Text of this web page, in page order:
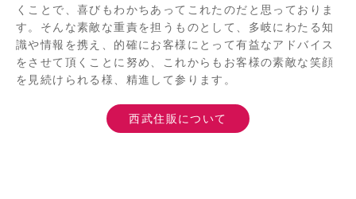
くことで、喜びもわかちあってこれたのだと思っておりま
す。そんな素敵な重責を担うものとして、多岐にわたる知
識や情報を携え、的確にお客様にとって有益なアドバイス
をさせて頂くことに努め、これからもお客様の素敵な笑顔
を見続けられる様、精進して参ります。
西武住販について